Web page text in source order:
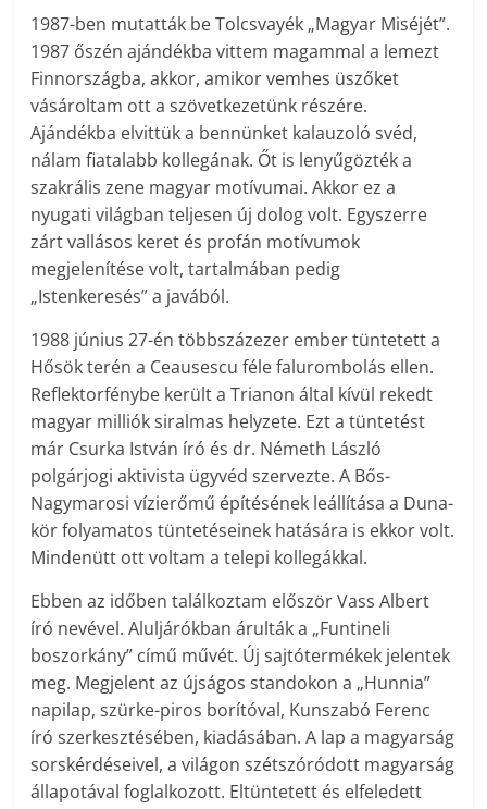
1987-ben mutatták be Tolcsvayék „Magyar Miséjét”.
1987 őszén ajándékba vittem magammal a lemezt
Finnországba, akkor, amikor vemhes üszőket
vásároltam ott a szövetkezetünk részére.
Ajándékba elvittük a bennünket kalauzoló svéd,
nálam fiatalabb kollegának. Őt is lenyűgözték a
szakrális zene magyar motívumai. Akkor ez a
nyugati világban teljesen új dolog volt. Egyszerre
zárt vallásos keret és profán motívumok
megjelenítése volt, tartalmában pedig
„Istenkeresés” a javából.
1988 június 27-én többszázezer ember tüntetett a
Hősök terén a Ceausescu féle falurombolás ellen.
Reflektorfénybe került a Trianon által kívül rekedt
magyar milliók siralmas helyzete. Ezt a tüntetést
már Csurka István író és dr. Németh László
polgárjogi aktivista ügyvéd szervezte. A Bős-
Nagymarosi vízierőmű építésének leállítása a Duna-
kör folyamatos tüntetéseinek hatására is ekkor volt.
Mindenütt ott voltam a telepi kollegákkal.
Ebben az időben találkoztam először Vass Albert
író nevével. Aluljárókban árulták a „Funtineli
boszorkány” című művét. Új sajtótermékek jelentek
meg. Megjelent az újságos standokon a „Hunnia”
napilap, szürke-piros borítóval, Kunszabó Ferenc
író szerkesztésében, kiadásában. A lap a magyarság
sorskérdéseivel, a világon szétszóródott magyarság
állapotával foglalkozott. Eltüntetett és elfeledett